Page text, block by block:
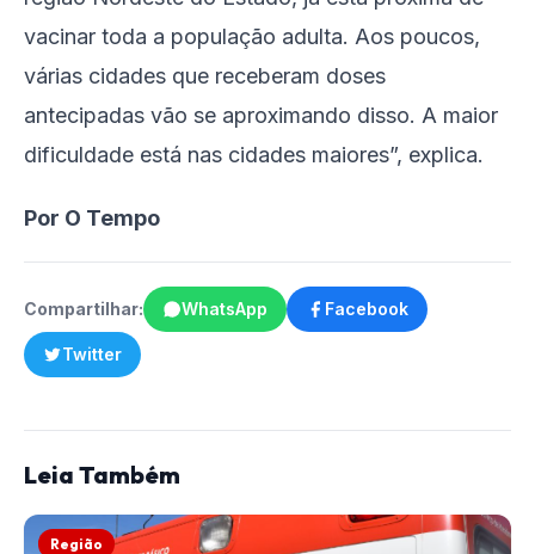
vacinar toda a população adulta. Aos poucos,
várias cidades que receberam doses
antecipadas vão se aproximando disso. A maior
dificuldade está nas cidades maiores”, explica.
Por O Tempo
Compartilhar: WhatsApp Facebook
Twitter
Leia Também
Região